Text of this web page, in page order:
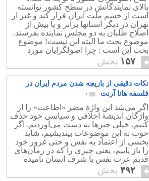
بالای نمایندگانش در سطح کشور توانسته
است از خشم ملت ایران فرار کند و غیر از
تهران در دیگر استانها برابر و یا بیش از
اصلاح طلبان به دو مجلس نماینده بفرستد.
موضوع بحث ما البته این نیست! موضوع
بحث این است : چرا اصولگرایان مورد
نفرت مردم قرار دارند؟ و در ادامه می
پرسیم: آیا اصلاح طلبها محبوبند؟
۱۵۷ پخش
نکات دقیقی از بازیچه شدن مردم ایران در
فلسفه هانا آرنت
۰
اگر می‌شد این واژۀ مضر «اطاعت» را از
واژگان اندیشۀ اخلاقی و سیاسی خود حذف
کنیم، خیلی چیزها به دست می‌آوردیم. اگر
خوب به این موضوعات بیندیشیم، شاید
بخشی از اعتماد به نفس و حتی غرور خود
را باز یابیم، یعنی چیزی را که در زمان‌های
قدیم عزت نفس یا شرف انسان نامیده
می‌شد: شاید نه عزت نفس و شرف نوع
بشر که مقام انسان بودن را."
۳۹۲ پخش